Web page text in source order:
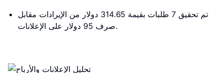
تم تحقيق 7 طلبات بقيمة 314.65 دولار من الإيرادات مقابل
صرف 95 دولار على الإعلانات.